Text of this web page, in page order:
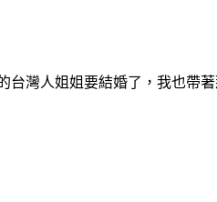
灣人姐姐要結婚了，我也帶